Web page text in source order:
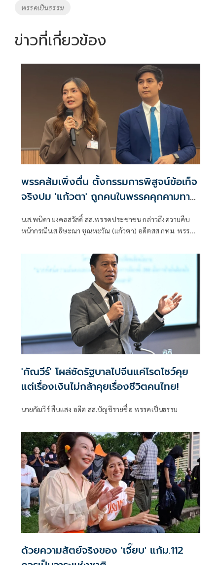
พรรคเป็นธรรม
ข่าวที่เกี่ยวข้อง
พรรคส้มเพิ่งตื่น ตั้งกรรมการพิสูจน์ข้อเท็จ
จริงปม 'แก้วตา' ถูกคนในพรรคคุกคามทาง
น.ส.พนิดา มงคลสวัสดิ์ สส.พรรคประชาชน กล่าวถึงความคืบ
หน้ากรณีน.ส.ธิษะณา ชุณหะวัณ (แก้วตา) อดีตสส.กทม. พรรค
ไม่มีผู้ที่มีส่วนเกี่ยวข้องกับสภาชุดที่ผ่านมาขึ้นมา เพื่อเปิดพื้นที่
ให้ผู้เสียหายรู้สึกสบายใจที่สุด วางใจที่สุด และปลอดภัยที่สุด
'กัณวีร์' โผล่ซัดรัฐบาลไปจีนแค่โรดโชว์คุย
แต่เรื่องเงินไม่กล้าคุยเรื่องชีวิตคนไทย!
นายกัณวีร์ สืบแสง อดีต สส.บัญชีรายชื่อ พรรคเป็นธรรม
ด้วยความสัตย์จริงของ 'เจี๊ยบ' แก้ม.112